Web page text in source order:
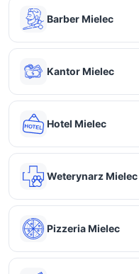
Barber Mielec
Kantor Mielec
Hotel Mielec
Weterynarz Mielec
Pizzeria Mielec